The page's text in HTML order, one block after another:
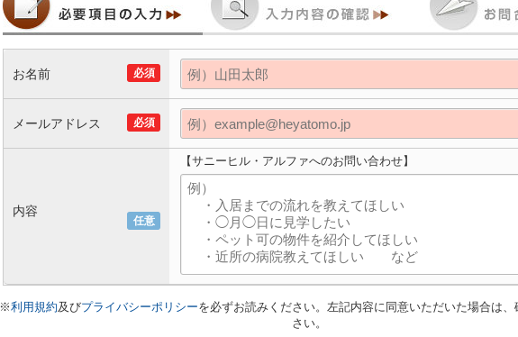
必須
お名前
必須
メールアドレス
任意
内容
【サニーヒル・アルファへのお問い合わせ】
※利用規約及びプライバシーポリシーを必ずお読みください。左記内容に同意いただいた場合は
さい。